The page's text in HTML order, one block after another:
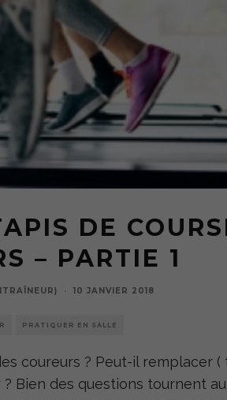
DE
– PARTIE 1
· 10 JANVIER 2018
PRATIQUER EN SALLE
coureurs ? Peut-il remplacer
Bien des questions tournent